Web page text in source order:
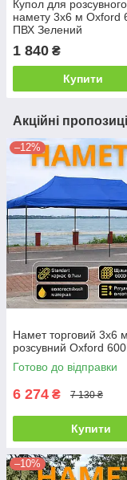
Купол для розсувного
намету 3х6 м Oxford
ПВХ Зелений
1 840 ₴
Купити
Акційні
–12%
Намет торговий 3х6 м
розсувний Oxford
Готово до відправки
6 274 ₴ 7 130 ₴
Купити
–10%